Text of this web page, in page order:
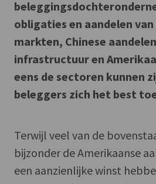
obligaties en aandelen
markten, Chinese
infrastructuur en
eens de sectoren kunnen
beleggers zich het best
Terwijl veel van de
bijzonder de Amerikaanse
een aanzienlijke winst